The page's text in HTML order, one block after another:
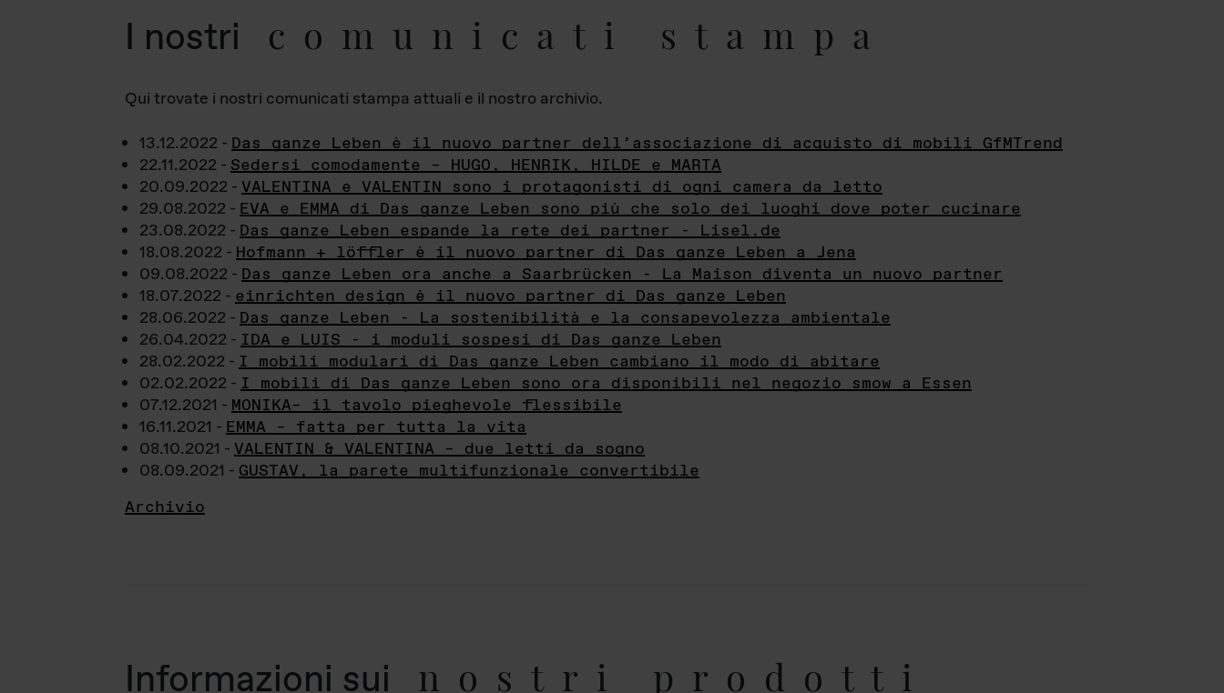
I nostri comunicati stampa
Qui trovate i nostri comunicati stampa attuali e il nostro archivio.
13.12.2022 - Das ganze Leben è il nuovo partner dell’associazione di acquisto di mobili GfMTrend
22.11.2022 - Sedersi comodamente – HUGO, HENRIK, HILDE e MARTA
20.09.2022 - VALENTINA e VALENTIN sono i protagonisti di ogni camera da letto
29.08.2022 - EVA e EMMA di Das ganze Leben sono più che solo dei luoghi dove poter cucinare
23.08.2022 - Das ganze Leben espande la rete dei partner - Lisel.de
18.08.2022 - Hofmann + löffler è il nuovo partner di Das ganze Leben a Jena
09.08.2022 - Das ganze Leben ora anche a Saarbrücken - La Maison diventa un nuovo partner
18.07.2022 - einrichten design è il nuovo partner di Das ganze Leben
28.06.2022 - Das ganze Leben - La sostenibilità e la consapevolezza ambientale
26.04.2022 - IDA e LUIS - i moduli sospesi di Das ganze Leben
28.02.2022 - I mobili modulari di Das ganze Leben cambiano il modo di abitare
02.02.2022 - I mobili di Das ganze Leben sono ora disponibili nel negozio smow a Essen
07.12.2021 - MONIKA– il tavolo pieghevole flessibile
16.11.2021 - EMMA – fatta per tutta la vita
08.10.2021 - VALENTIN & VALENTINA – due letti da sogno
08.09.2021 - GUSTAV, la parete multifunzionale convertibile
Archivio
Informazioni sui nostri prodotti